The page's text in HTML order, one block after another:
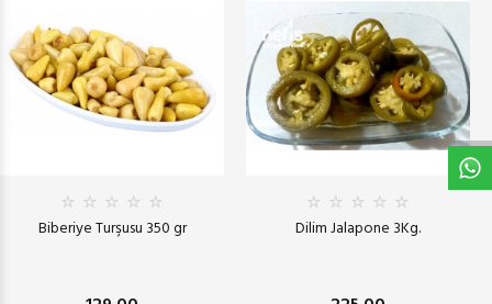
W
h
t
s
a
p
p
D
e
s
e
H
a
t
t
Biberiye Turşusu 350 gr Dilim Jalapone 3Kg.